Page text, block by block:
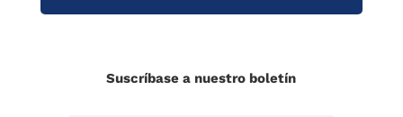
Suscríbase a nuestro boletín